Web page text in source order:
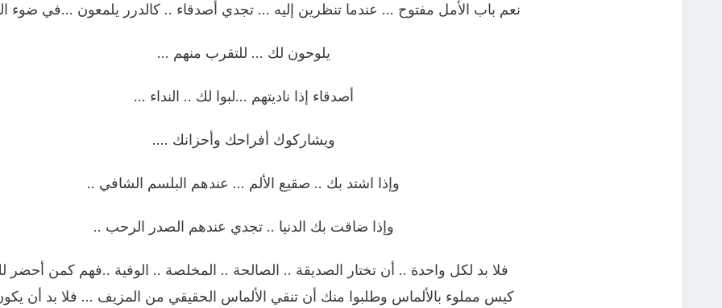
نعم باب الأمل مفتوح … عندما تنظرين إليه … تجدي أصدقاء .. كالدرر يلمعون …في ضوء
يلوحون لك … للتقرب منهم …
أصدقاء إذا ناديتهم …لبوا لك .. النداء …
ويشاركوك أفراحك وأحزانك ….
وإذا اشتد بك .. صقيع الألم … عندهم البلسم الشافي ..
وإذا ضاقت بك الدنيا .. تجدي عندهم الصدر الرحب ..
فلا بد لكل واحدة .. أن تختار الصديقة .. الصالحة .. المخلصة .. الوفية ..فهم كمن أحضر
كيس مملوء بالألماس وطلبوا منك أن تنقي الألماس الحقيقي من المزيف … فلا بد أن